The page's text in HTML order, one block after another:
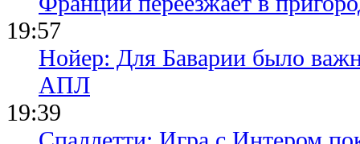
19:57
Нойер: Для Баварии было
АПЛ
19:39